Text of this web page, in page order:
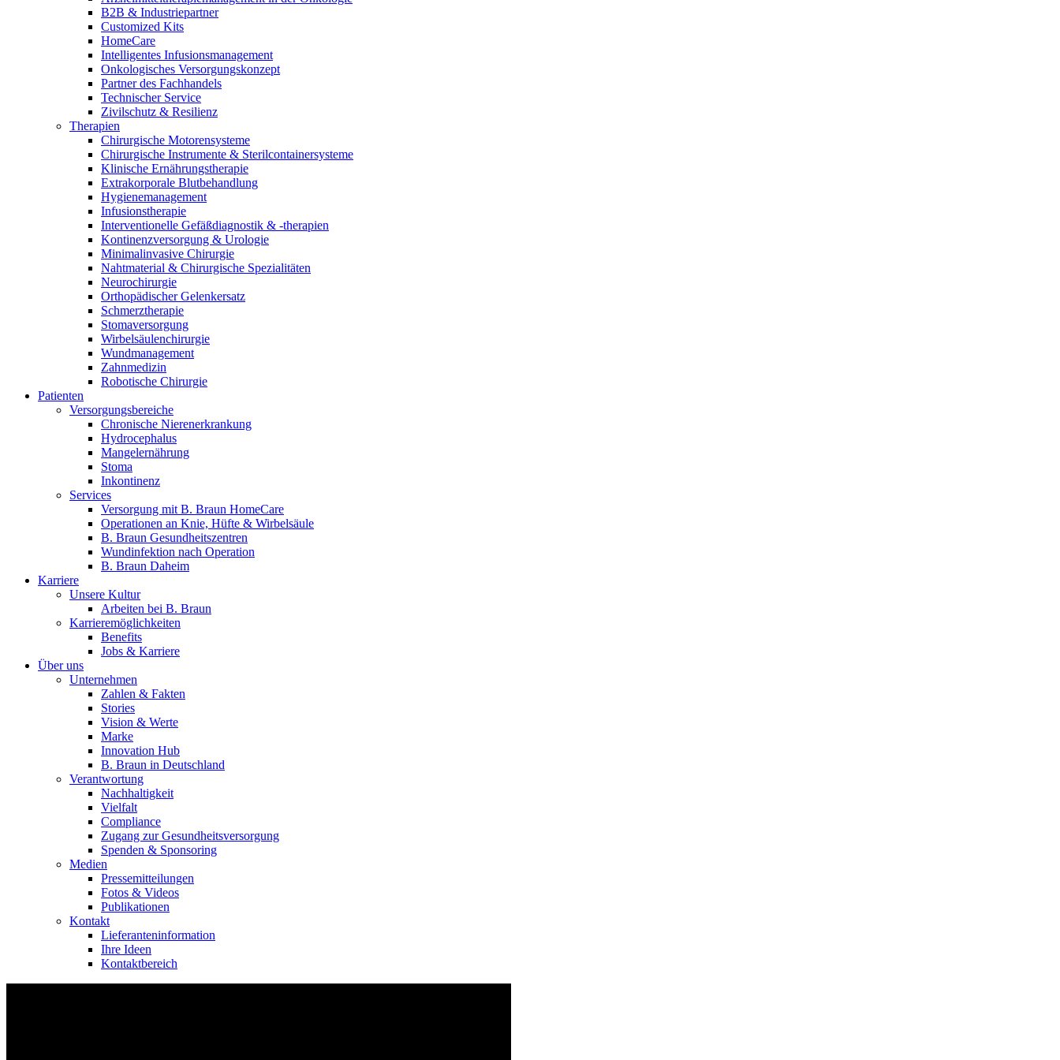
Produktkatalog
Finden Sie das Produkt, das Sie suchen. Besuchen Sie den B. Braun Produktkatalog mit unserem kompletten Portfolio.
B. Braun HomeCare
Wir koordinieren Ihre medizinische Versorgung, wenn Sie aus dem Krankenhaus entlassen werden.
Finden Sie Ihren Job
Entdecken Sie Ihre Karrierechancen bei B. Braun. Durchsuchen Sie unseren globalen Stellenmarkt nach interessanten Stellenprofilen.
Innovation Hub
Lassen Sie uns Innovationen in der Medizintechnologie gemeinsam vorantreiben. Erfahren Sie mehr über den Innovation Hub und überzeugen Sie uns mit Ihrer Idee.
B2B & Industriepartner
Customized Kits
HomeCare
Intelligentes Infusionsmanagement
Onkologisches Versorgungskonzept
Partner des Fachhandels
Technischer Service
Zivilschutz & Resilienz
Therapien
Chirurgische Motorensysteme
Chirurgische Instrumente & Sterilcontainersysteme
Klinische Ernährungstherapie
Extrakorporale Blutbehandlung
Hygienemanagement
Infusionstherapie
Interventionelle Gefäßdiagnostik & -therapien
Kontinenzversorgung & Urologie
Minimalinvasive Chirurgie
Nahtmaterial & Chirurgische Spezialitäten
Neurochirurgie
Orthopädischer Gelenkersatz
Schmerztherapie
Stomaversorgung
Wirbelsäulenchirurgie
Wundmanagement
Zahnmedizin
Robotische Chirurgie
Patienten
Versorgungsbereiche
Chronische Nierenerkrankung
Hydrocephalus
Mangelernährung
Stoma
Inkontinenz
Services
Versorgung mit B. Braun HomeCare
Operationen an Knie, Hüfte & Wirbelsäule
B. Braun Gesundheitszentren
Wundinfektion nach Operation
B. Braun Daheim
Karriere
Unsere Kultur
Arbeiten bei B. Braun
Karrieremöglichkeiten
Benefits
Jobs & Karriere
Über uns
Unternehmen
Zahlen & Fakten
Stories
Vision & Werte
Marke
Innovation Hub
B. Braun in Deutschland
Verantwortung
Nachhaltigkeit
Vielfalt
Compliance
Zugang zur Gesundheitsversorgung
Spenden & Sponsoring
Medien
Pressemitteilungen
Fotos & Videos
Publikationen
Kontakt
Lieferanteninformation
Ihre Ideen
Kontaktbereich